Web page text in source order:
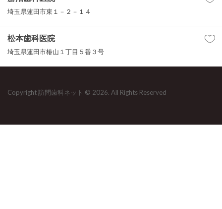
埼玉県蓮田市東１－２－１４
松本歯科医院
埼玉県蓮田市椿山１丁目５番３号
Copyright 訪問歯科ネット © 2026. All Rights Reserved